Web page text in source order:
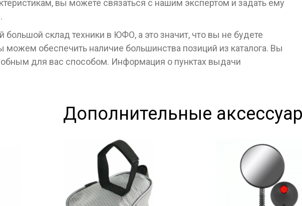
вы можете связаться с нашим экспертом и задать ему
склад техники в ЮФО, а это значит, что вы не будете
обеспечить наличие большинства позиций из каталога. Вы
для вас способом. Информация о пунктах выдачи
Дополнительные